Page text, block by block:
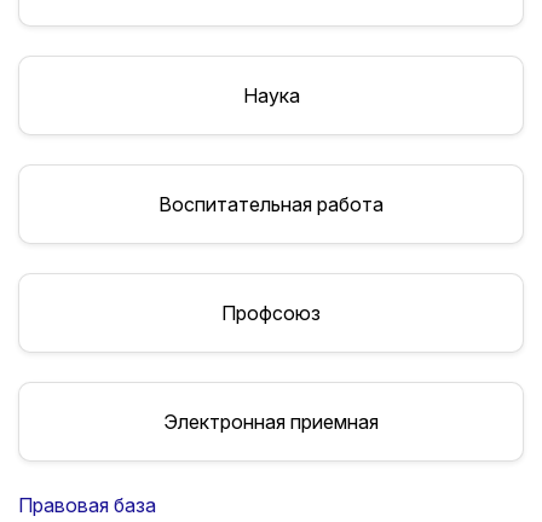
Наука
Воспитательная работа
Профсоюз
Электронная приемная
Правовая база